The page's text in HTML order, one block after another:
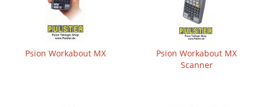
Psion Workabout MX
Psion Workabout MX
Scanner